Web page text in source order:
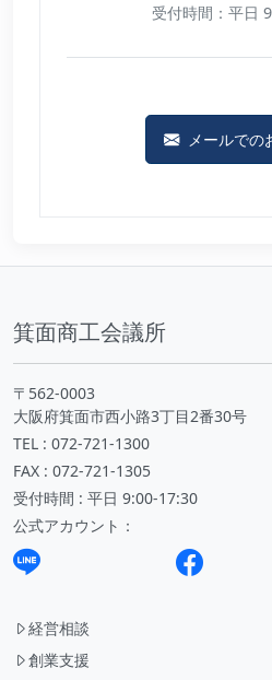
受付時間：平日
メールでの
箕面商工会議所
〒562-0003
大阪府箕面市西小路3丁目2番30号
TEL : 072-721-1300
FAX : 072-721-1305
受付時間 : 平日 9:00-17:30
公式アカウント：
経営相談
創業支援